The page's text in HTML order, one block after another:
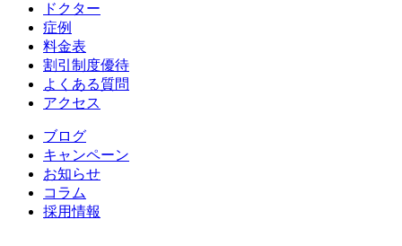
ドクター
症例
料金表
割引制度優待
よくある質問
アクセス
ブログ
キャンペーン
お知らせ
コラム
採用情報